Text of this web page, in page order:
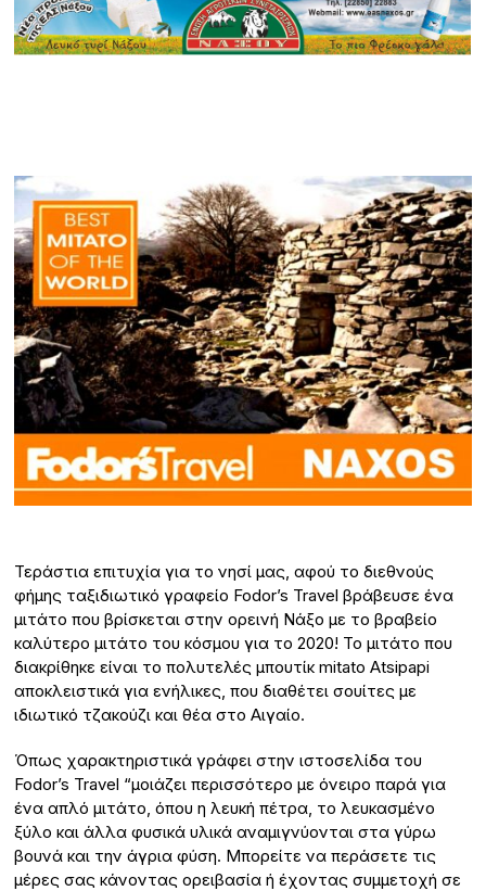
Τεράστια επιτυχία για το νησί μας, αφού το διεθνούς
φήμης ταξιδιωτικό γραφείο Fodor’s Travel βράβευσε ένα
μιτάτο που βρίσκεται στην ορεινή Νάξο με το βραβείο
καλύτερο μιτάτο του κόσμου για το 2020! Το μιτάτο που
διακρίθηκε είναι το πολυτελές μπουτίκ mitato Atsipapi
αποκλειστικά για ενήλικες, που διαθέτει σουίτες με
ιδιωτικό τζακούζι και θέα στο Αιγαίο.
Όπως χαρακτηριστικά γράφει στην ιστοσελίδα του
Fodor’s Travel “μοιάζει περισσότερο με όνειρο παρά για
ένα απλό μιτάτο, όπου η λευκή πέτρα, το λευκασμένο
ξύλο και άλλα φυσικά υλικά αναμιγνύονται στα γύρω
βουνά και την άγρια φύση. Μπορείτε να περάσετε τις
μέρες σας κάνοντας ορειβασία ή έχοντας συμμετοχή σε